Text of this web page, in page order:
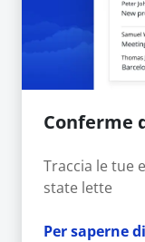
Conferme
Traccia le tue
state lette
Per saperne